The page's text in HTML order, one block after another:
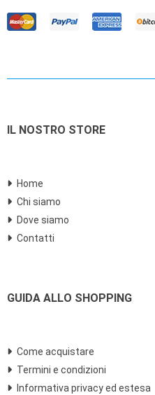
IL NOSTRO STORE
Home
Chi siamo
Dove siamo
Contatti
GUIDA ALLO SHOPPING
Come acquistare
Termini e condizioni
Informativa privacy ed estesa